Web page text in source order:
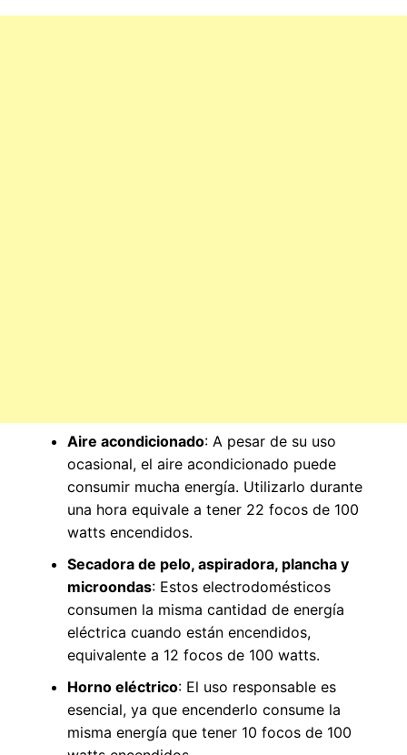
Aire acondicionado: A pesar de su uso
ocasional, el aire acondicionado puede
consumir mucha energía. Utilizarlo durante
una hora equivale a tener 22 focos de 100
watts encendidos.
Secadora de pelo, aspiradora, plancha y
microondas: Estos electrodomésticos
consumen la misma cantidad de energía
eléctrica cuando están encendidos,
equivalente a 12 focos de 100 watts.
Horno eléctrico: El uso responsable es
esencial, ya que encenderlo consume la
misma energía que tener 10 focos de 100